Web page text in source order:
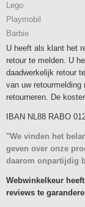
Lego
Playmobil
Barbie
U heeft als klant het
retour te melden. U
daadwerkelijk retour
van uw retourmelding
retourneren. De
IBAN NL88 RABO
"We vinden het
geven over onze
daarom onpartijdig
Webwinkelkeur
reviews te